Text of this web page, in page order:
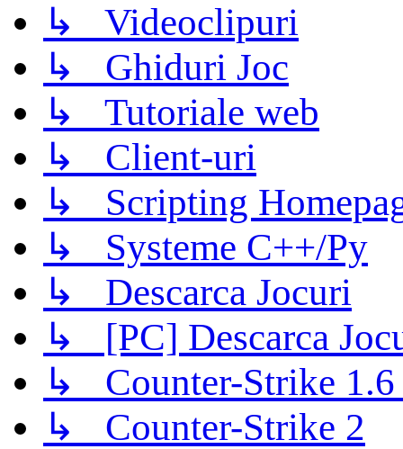
↳ Videoclipuri
↳ Ghiduri Joc
↳ Tutoriale web
↳ Client-uri
↳ Scripting
↳ Systeme C++/Py
↳ Descarca Jocuri
↳ [PC] Descarca
↳ Counter-Strike 1.6
↳ Counter-Strike 2